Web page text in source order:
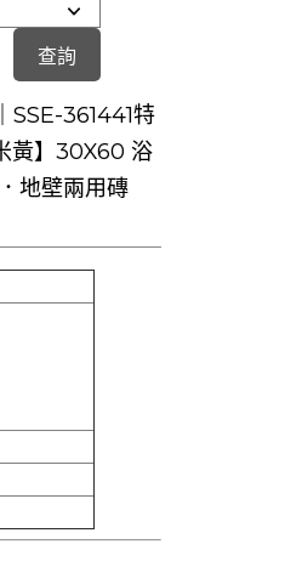
SSE-361441特
黃】30X60 浴
地壁兩用磚